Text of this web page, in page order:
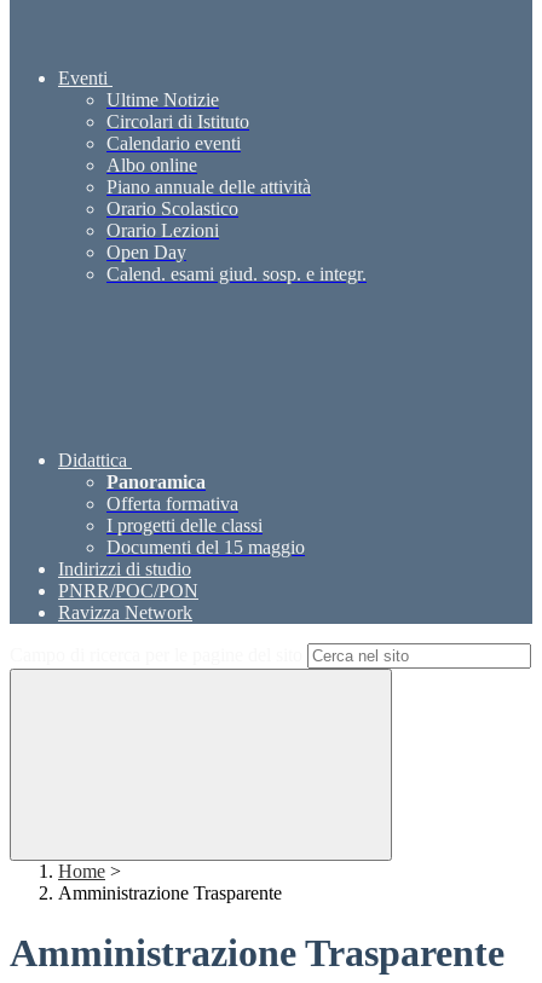
Eventi
Ultime Notizie
Circolari di Istituto
Calendario eventi
Albo online
Piano annuale delle attività
Orario Scolastico
Orario Lezioni
Open Day
Calend. esami giud. sosp. e integr.
Didattica
Panoramica
Offerta formativa
I progetti delle classi
Documenti del 15 maggio
Indirizzi di studio
PNRR/POC/PON
Ravizza Network
Home >
Amministrazione Trasparente
Amministrazione Trasparente